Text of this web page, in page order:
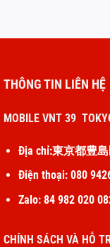
THÔNG TIN LIÊN HỆ
MOBILE VNT 39
Địa chỉ:東京都豊
Điện thoại: 080
Zalo: 84 982 020
CHÍNH SÁCH VÀ HỖ